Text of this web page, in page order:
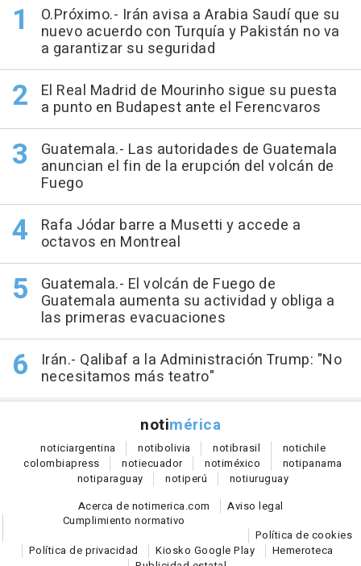
O.Próximo.- Irán avisa a Arabia Saudí que su
nuevo acuerdo con Turquía y Pakistán no va
a garantizar su seguridad
El Real Madrid de Mourinho sigue su puesta
a punto en Budapest ante el Ferencvaros
Guatemala.- Las autoridades de Guatemala
anuncian el fin de la erupción del volcán de
Fuego
Rafa Jódar barre a Musetti y accede a
octavos en Montreal
Guatemala.- El volcán de Fuego de
Guatemala aumenta su actividad y obliga a
las primeras evacuaciones
Irán.- Qalibaf a la Administración Trump: "No
necesitamos más teatro"
notimérica
noticiargentina notibolivia notibrasil notichile
colombiapress notiecuador notiméxico notipanama
notiparaguay notiperú notiuruguay
Acerca de notimerica.com
Aviso legal
Cumplimiento normativo
Política de cookies
Política de privacidad
Kiosko Google Play
Hemeroteca